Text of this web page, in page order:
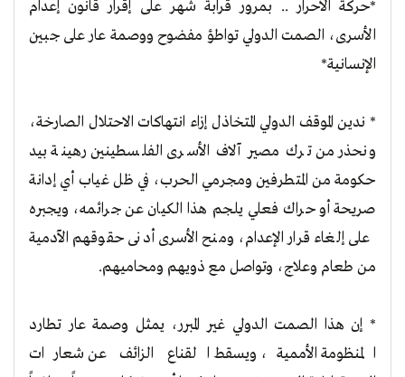
*حركة الأحرار .. بمرور قرابة شهر على إقرار قانون إعدام
الأسرى، الصمت الدولي تواطؤ مفضوح ووصمة عار على جبين
الإنسانية*
* ندين الموقف الدولي المتخاذل إزاء انتهاكات الاحتلال الصارخة،
ونحذر من ترك مصير آلاف الأسرى الفلسطينين رهينة بيد
حكومة من المتطرفين ومجرمي الحرب، في ظل غياب أي إدانة
صريحة أو حراك فعلي يلجم هذا الكيان عن جرائمه، ويجبره
على إلغاء قرار الإعدام، ومنح الأسرى أدنى حقوقهم الآدمية
من طعام وعلاج، وتواصل مع ذويهم ومحاميهم.
* إن هذا الصمت الدولي غير المبرر، يمثل وصمة عار تطارد
المنظومة الأممية، ويسقط القناع الزائف عن شعارات